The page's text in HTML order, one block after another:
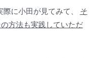
に小田が見てみて、 そ
方法も実践していただ